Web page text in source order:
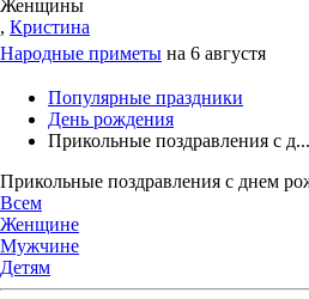
Женщины
, Кристина
Народные приметы на 6 августя
Популярные праздники
День рождения
Прикольные поздравления с д...
Прикольные поздравления с днем
Всем
Женщине
Мужчине
Детям